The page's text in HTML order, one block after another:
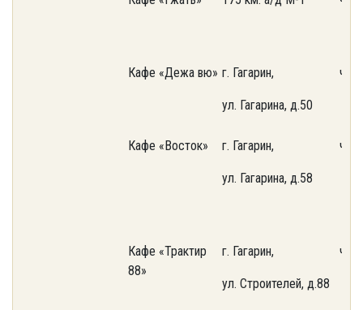
Кафе «Дежа вю» г. Гагарин,
ул. Гагарина, д.50
Кафе «Восток» г. Гагарин,
ул. Гагарина, д.58
Кафе «Трактир
88»
г. Гагарин,
ул. Строителей, д.88